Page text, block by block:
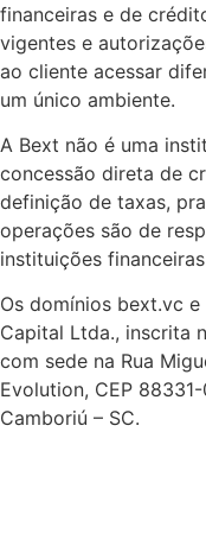
financeiras e de
vigentes e
ao cliente acessar
um único ambiente.
A Bext não é uma
concessão direta de
definição de taxas,
operações são de
instituições
Os domínios bext.vc
Capital Ltda., inscrita
com sede na Rua
Evolution, CEP
Camboriú – SC.